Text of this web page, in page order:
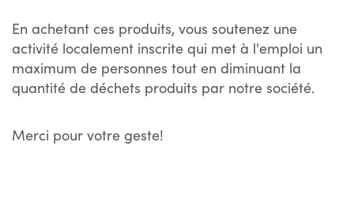
En achetant ces produits, vous soutenez une
activité localement inscrite qui met à l'emploi un
maximum de personnes tout en diminuant la
quantité de déchets produits par notre société.
Merci pour votre geste!